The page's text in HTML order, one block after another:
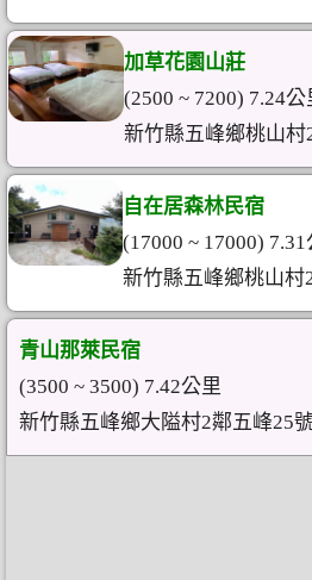
加草花園山莊
(2500 ~ 7200) 7.24公
新竹縣五峰鄉桃山村
自在居森林民宿
(17000 ~ 17000) 7.31
新竹縣五峰鄉桃山村
青山那萊民宿
(3500 ~ 3500) 7.42公里
新竹縣五峰鄉大隘村2鄰五峰25